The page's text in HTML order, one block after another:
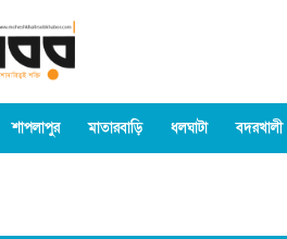
শাপলাপুর মাতারবাড়ি ধলঘাটা বদরখালী